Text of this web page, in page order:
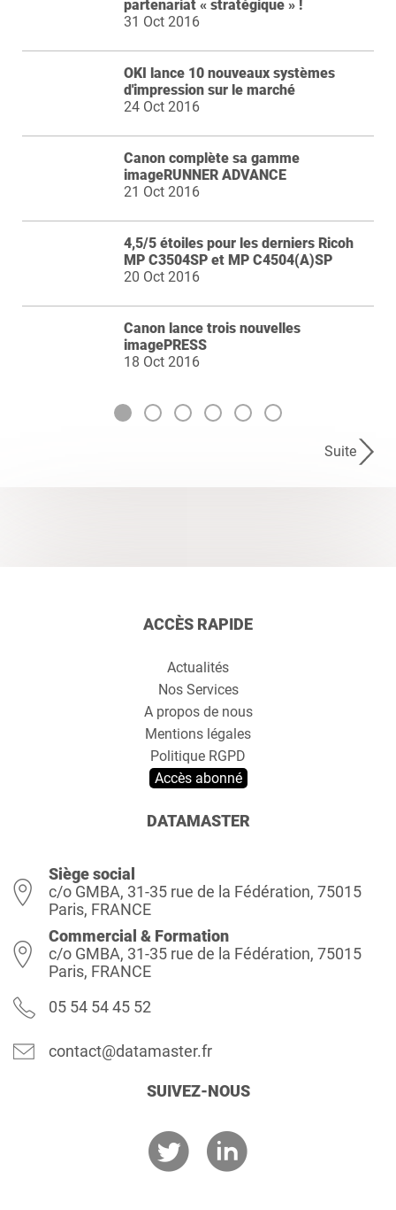
partenariat « stratégique » !
31 Oct 2016
OKI lance 10 nouveaux systèmes
d'impression sur le marché
24 Oct 2016
Canon complète sa gamme
imageRUNNER ADVANCE
21 Oct 2016
4,5/5 étoiles pour les derniers Ricoh
MP C3504SP et MP C4504(A)SP
20 Oct 2016
Canon lance trois nouvelles
imagePRESS
18 Oct 2016
Suite
ACCÈS RAPIDE
Actualités
Nos Services
A propos de nous
Mentions légales
Politique RGPD
Accès abonné
DATAMASTER
Siège social
c/o GMBA, 31-35 rue de la Fédération, 75015
Paris, FRANCE
Commercial & Formation
c/o GMBA, 31-35 rue de la Fédération, 75015
Paris, FRANCE
05 54 54 45 52
contact@datamaster.fr
SUIVEZ-NOUS